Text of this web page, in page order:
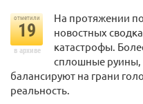
отметили
19
в архиве
На протяжении
новостных
катастрофы.
сплошные руины,
балансируют на грани
реальность.